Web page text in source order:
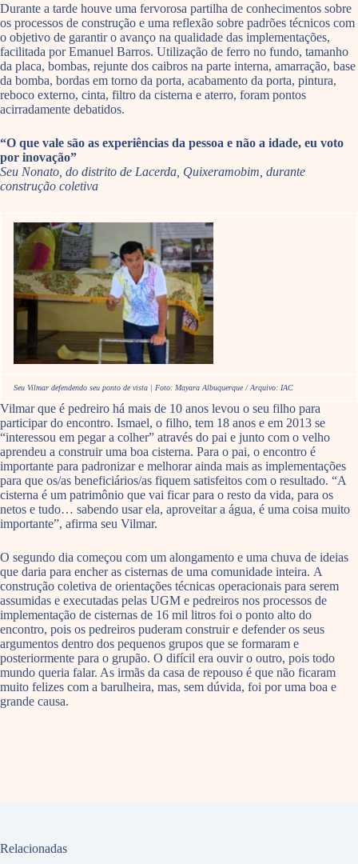
Durante a tarde houve uma fervorosa partilha de conhecimentos sobre
os processos de construção e uma reflexão sobre padrões técnicos com
o objetivo de garantir o avanço na qualidade das implementações,
facilitada por Emanuel Barros. Utilização de ferro no fundo, tamanho
da placa, bombas, rejunte dos caibros na parte interna, amarração, base
da bomba, bordas em torno da porta, acabamento da porta, pintura,
reboco externo, cinta, filtro da cisterna e aterro, foram pontos
acirradamente debatidos.
“O que vale são as experiências da pessoa e não a idade, eu voto
por inovação”
Seu Nonato, do distrito de Lacerda, Quixeramobim, durante
construção coletiva
Seu Vilmar defendendo seu ponto de vista | Foto: Mayara Albuquerque / Arquivo: IAC
Vilmar que é pedreiro há mais de 10 anos levou o seu filho para
participar do encontro. Ismael, o filho, tem 18 anos e em 2013 se
“interessou em pegar a colher” através do pai e junto com o velho
aprendeu a construir uma boa cisterna. Para o pai, o encontro é
importante para padronizar e melhorar ainda mais as implementações
para que os/as beneficiários/as fiquem satisfeitos com o resultado. “A
cisterna é um patrimônio que vai ficar para o resto da vida, para os
netos e tudo… sabendo usar ela, aproveitar a água, é uma coisa muito
importante”, afirma seu Vilmar.
O segundo dia começou com um alongamento e uma chuva de ideias
que daria para encher as cisternas de uma comunidade inteira. A
construção coletiva de orientações técnicas operacionais para serem
assumidas e executadas pelas UGM e pedreiros nos processos de
implementação de cisternas de 16 mil litros foi o ponto alto do
encontro, pois os pedreiros puderam construir e defender os seus
argumentos dentro dos pequenos grupos que se formaram e
posteriormente para o grupão. O difícil era ouvir o outro, pois todo
mundo queria falar. As irmãs da casa de repouso é que não ficaram
muito felizes com a barulheira, mas, sem dúvida, foi por uma boa e
grande causa.
Relacionadas